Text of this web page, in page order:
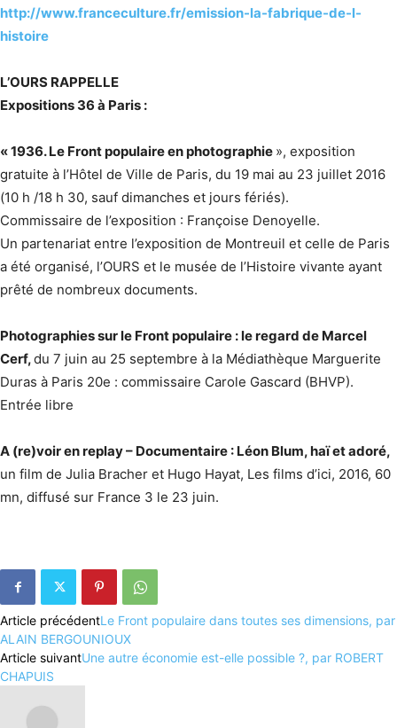
http://www.franceculture.fr/emission-la-fabrique-de-l-
histoire
L’OURS RAPPELLE
Expositions 36 à Paris :
« 1936. Le Front populaire en photographie », exposition
gratuite à l’Hôtel de Ville de Paris, du 19 mai au 23 juillet 2016
(10 h /18 h 30, sauf dimanches et jours fériés).
Commissaire de l’exposition : Françoise Denoyelle.
Un partenariat entre l’exposition de Montreuil et celle de Paris
a été organisé, l’OURS et le musée de l’Histoire vivante ayant
prêté de nombreux documents.
Photographies sur le Front populaire : le regard de Marcel
Cerf,du 7 juin au 25 septembre à la Médiathèque Marguerite
Duras à Paris 20e : commissaire Carole Gascard (BHVP).
Entrée libre
A (re)voir en replay – Documentaire : Léon Blum, haï et adoré,
un film de Julia Bracher et Hugo Hayat, Les films d’ici, 2016, 60
mn, diffusé sur France 3 le 23 juin.
Article précédentLe Front populaire dans toutes ses dimensions, par
ALAIN BERGOUNIOUX
Article suivantUne autre économie est-elle possible ?, par ROBERT
CHAPUIS